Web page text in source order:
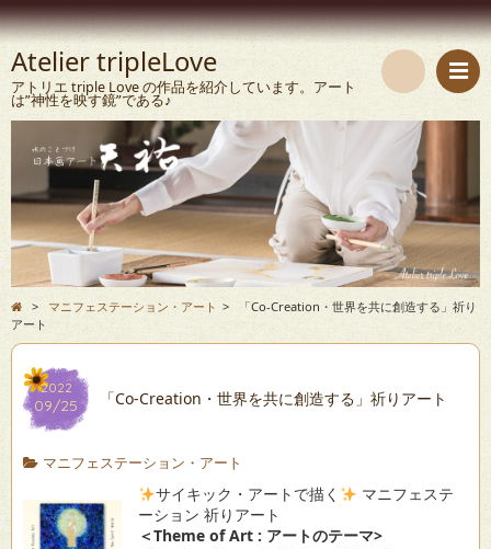
Atelier tripleLove
アトリエ triple Love の作品を紹介しています。アート
は”神性を映す鏡”である♪
検
> マニフェステーション・アート >
「Co-Creation・世界を共に創造する」祈り
アート
2022
09/25 「Co-Creation・世界を共に創造する」祈りアート
マニフェステーション・アート
サイキック・アートで描く
マニフェステ
ーション 祈りアート
＜Theme of Art : アートのテーマ>